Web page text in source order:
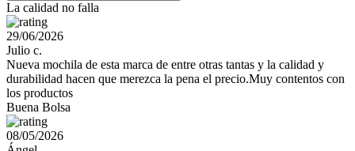
La calidad no falla
29/06/2026
Julio c.
Nueva mochila de esta marca de entre otras tantas y la calidad y
durabilidad hacen que merezca la pena el precio.Muy contentos con
los productos
Buena Bolsa
08/05/2026